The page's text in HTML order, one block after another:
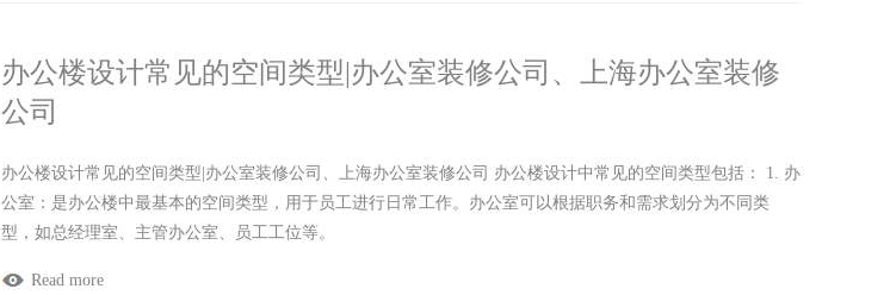
办公楼设计常见的空间类型|办公室装修公司、上海办公室装修
公司
办公楼设计常见的空间类型|办公室装修公司、上海办公室装修公司 办公楼设计中常见的空间类型包括： 1. 办
公室：是办公楼中最基本的空间类型，用于员工进行日常工作。办公室可以根据职务和需求划分为不同类
型，如总经理室、主管办公室、员工工位等。
Read more